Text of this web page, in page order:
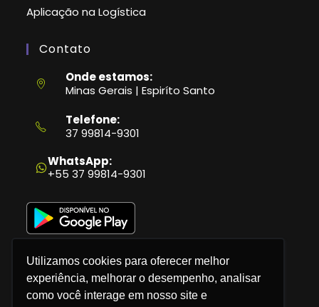
Utilizamos cookies para oferecer melhor
experiência, melhorar o desempenho, analisar
como você interage em nosso site e
Aplicação na Logística
Contato
Onde estamos:
Minas Gerais | Espiríto Santo
Telefone:
37 99814-9301
em
seu
aplicativo
WhatsApp:
+55 37 99814-9301
Política de Privacidade